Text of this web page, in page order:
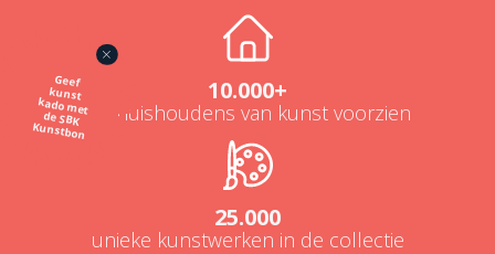
Geef
kunst
kado met
de SBK
Kunstbon
10.000+
NL-huishoudens van kunst voorzien
25.000
unieke kunstwerken in de collectie